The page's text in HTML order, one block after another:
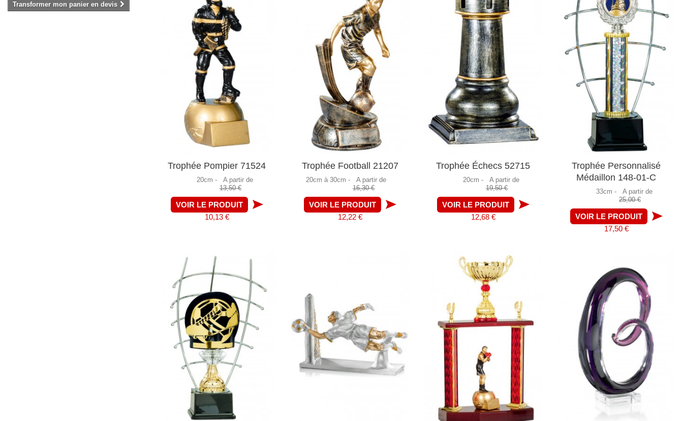
Transformer mon panier en devis
Trophée Pompier 71524
20cm -
A partir de
13,50 €
VOIR LE PRODUIT
10,13 €
Trophée Football 21207
20cm à 30cm -
A partir de
16,30 €
VOIR LE PRODUIT
12,22 €
Trophée Échecs 52715
20cm -
A partir de
19,50 €
VOIR LE PRODUIT
12,68 €
Trophée Personnalisé
Médaillon 148-01-C
33cm -
A partir de
25,00 €
VOIR LE PRODUIT
17,50 €